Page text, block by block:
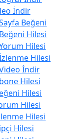
İndir
Beğeni
Hilesi
Hilesi
Hilesi
İndir
Hilesi
Hilesi
Hilesi
Hilesi
Hilesi